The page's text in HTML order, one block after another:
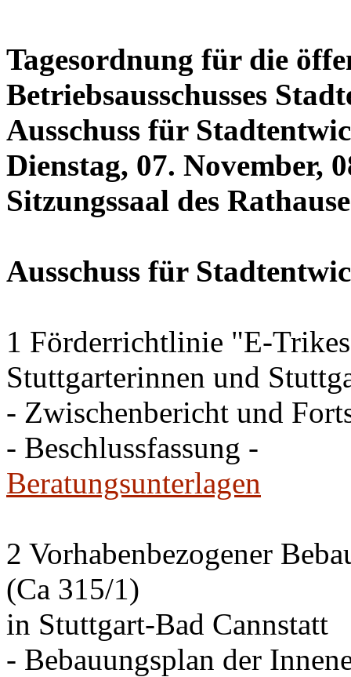
Tagesordnung für die
Betriebsausschusses
Ausschuss für
Dienstag, 07. November,
Sitzungssaal des
Ausschuss für
1 Förderrichtlinie "E-
Stuttgarterinnen und
- Zwischenbericht und
- Beschlussfassung -
Beratungsunterlagen
2 Vorhabenbezogener
(Ca 315/1)
in Stuttgart-Bad Cannstatt
- Bebauungsplan der